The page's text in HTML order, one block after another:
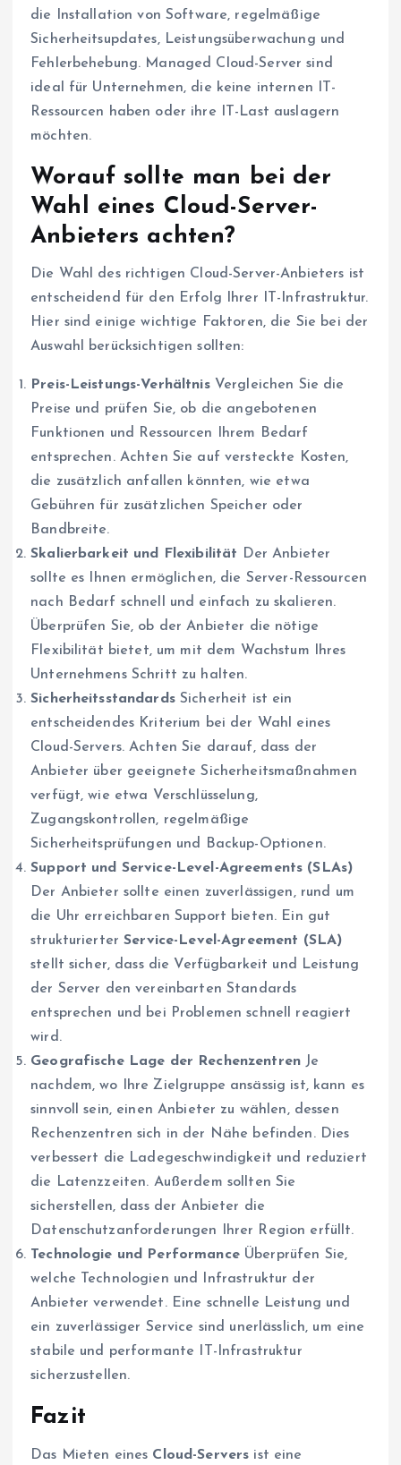
die Installation von Software, regelmäßige
Sicherheitsupdates, Leistungsüberwachung und
Fehlerbehebung. Managed Cloud-Server sind
ideal für Unternehmen, die keine internen IT-
Ressourcen haben oder ihre IT-Last auslagern
möchten.
Worauf sollte man bei der
Wahl eines Cloud-Server-
Anbieters achten?
Die Wahl des richtigen Cloud-Server-Anbieters ist
entscheidend für den Erfolg Ihrer IT-Infrastruktur.
Hier sind einige wichtige Faktoren, die Sie bei der
Auswahl berücksichtigen sollten:
Preis-Leistungs-VerhältnisVergleichen Sie die
Preise und prüfen Sie, ob die angebotenen
Funktionen und Ressourcen Ihrem Bedarf
entsprechen. Achten Sie auf versteckte Kosten,
die zusätzlich anfallen könnten, wie etwa
Gebühren für zusätzlichen Speicher oder
Bandbreite.
Skalierbarkeit und Flexibilität Der Anbieter
sollte es Ihnen ermöglichen, die Server-Ressourcen
nach Bedarf schnell und einfach zu skalieren.
Überprüfen Sie, ob der Anbieter die nötige
Flexibilität bietet, um mit dem Wachstum Ihres
Unternehmens Schritt zu halten.
SicherheitsstandardsSicherheit ist ein
entscheidendes Kriterium bei der Wahl eines
Cloud-Servers. Achten Sie darauf, dass der
Anbieter über geeignete Sicherheitsmaßnahmen
verfügt, wie etwa Verschlüsselung,
Zugangskontrollen, regelmäßige
Sicherheitsprüfungen und Backup-Optionen.
Support und Service-Level-Agreements (SLAs)
Der Anbieter sollte einen zuverlässigen, rund um
die Uhr erreichbaren Support bieten. Ein gut
strukturierterService-Level-Agreement (SLA)
stellt sicher, dass die Verfügbarkeit und Leistung
der Server den vereinbarten Standards
entsprechen und bei Problemen schnell reagiert
wird.
Geografische Lage der Rechenzentren Je
nachdem, wo Ihre Zielgruppe ansässig ist, kann es
sinnvoll sein, einen Anbieter zu wählen, dessen
Rechenzentren sich in der Nähe befinden. Dies
verbessert die Ladegeschwindigkeit und reduziert
die Latenzzeiten. Außerdem sollten Sie
sicherstellen, dass der Anbieter die
Datenschutzanforderungen Ihrer Region erfüllt.
Technologie und PerformanceÜberprüfen Sie,
welche Technologien und Infrastruktur der
Anbieter verwendet. Eine schnelle Leistung und
ein zuverlässiger Service sind unerlässlich, um eine
stabile und performante IT-Infrastruktur
sicherzustellen.
Fazit
Das Mieten eines Cloud-Servers ist eine